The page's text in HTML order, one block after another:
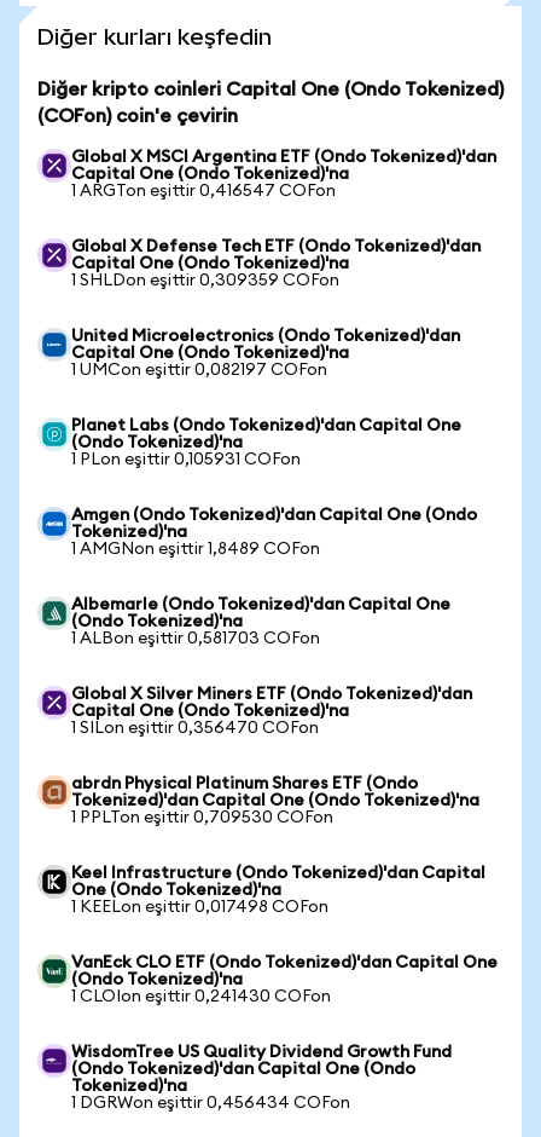
Diğer kurları keşfedin
Diğer kripto coinleri Capital One (Ondo Tokenized)
(COFon) coin'e çevirin
Global X MSCI Argentina ETF (Ondo Tokenized)'dan
Capital One (Ondo Tokenized)'na
1 ARGTon eşittir 0,416547 COFon
Global X Defense Tech ETF (Ondo Tokenized)'dan
Capital One (Ondo Tokenized)'na
1 SHLDon eşittir 0,309359 COFon
United Microelectronics (Ondo Tokenized)'dan
Capital One (Ondo Tokenized)'na
1 UMCon eşittir 0,082197 COFon
Planet Labs (Ondo Tokenized)'dan Capital One
(Ondo Tokenized)'na
1 PLon eşittir 0,105931 COFon
Amgen (Ondo Tokenized)'dan Capital One (Ondo
Tokenized)'na
1 AMGNon eşittir 1,8489 COFon
Albemarle (Ondo Tokenized)'dan Capital One
(Ondo Tokenized)'na
1 ALBon eşittir 0,581703 COFon
Global X Silver Miners ETF (Ondo Tokenized)'dan
Capital One (Ondo Tokenized)'na
1 SILon eşittir 0,356470 COFon
abrdn Physical Platinum Shares ETF (Ondo
Tokenized)'dan Capital One (Ondo Tokenized)'na
1 PPLTon eşittir 0,709530 COFon
Keel Infrastructure (Ondo Tokenized)'dan Capital
One (Ondo Tokenized)'na
1 KEELon eşittir 0,017498 COFon
VanEck CLO ETF (Ondo Tokenized)'dan Capital One
(Ondo Tokenized)'na
1 CLOIon eşittir 0,241430 COFon
WisdomTree US Quality Dividend Growth Fund
(Ondo Tokenized)'dan Capital One (Ondo
Tokenized)'na
1 DGRWon eşittir 0,456434 COFon